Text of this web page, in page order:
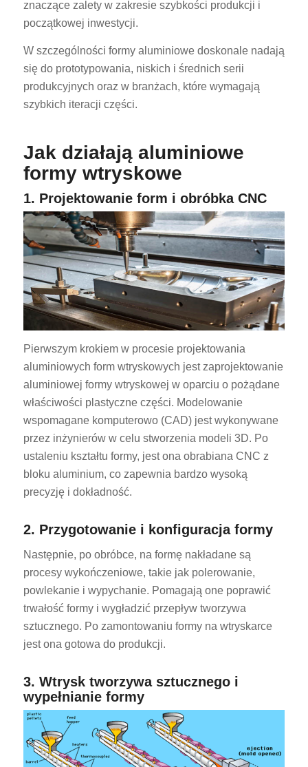
znaczące zalety w zakresie szybkości produkcji i
początkowej inwestycji.
W szczególności formy aluminiowe doskonale nadają
się do prototypowania, niskich i średnich serii
produkcyjnych oraz w branżach, które wymagają
szybkich iteracji części.
Jak działają aluminiowe
formy wtryskowe
1. Projektowanie form i obróbka CNC
Pierwszym krokiem w procesie projektowania
aluminiowych form wtryskowych jest zaprojektowanie
aluminiowej formy wtryskowej w oparciu o pożądane
właściwości plastyczne części. Modelowanie
wspomagane komputerowo (CAD) jest wykonywane
przez inżynierów w celu stworzenia modeli 3D. Po
ustaleniu kształtu formy, jest ona obrabiana CNC z
bloku aluminium, co zapewnia bardzo wysoką
precyzję i dokładność.
2. Przygotowanie i konfiguracja formy
Następnie, po obróbce, na formę nakładane są
procesy wykończeniowe, takie jak polerowanie,
powlekanie i wypychanie. Pomagają one poprawić
trwałość formy i wygładzić przepływ tworzywa
sztucznego. Po zamontowaniu formy na wtryskarce
jest ona gotowa do produkcji.
3. Wtrysk tworzywa sztucznego i
wypełnianie formy